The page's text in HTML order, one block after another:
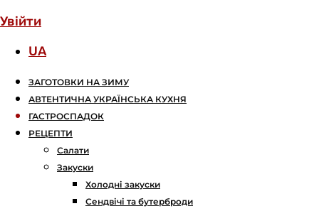
Увійти
UA
ЗАГОТОВКИ НА ЗИМУ
АВТЕНТИЧНА УКРАЇНСЬКА КУХНЯ
ГАСТРОСПАДОК
РЕЦЕПТИ
Салати
Закуски
Холодні закуски
Сендвічі та бутерброди